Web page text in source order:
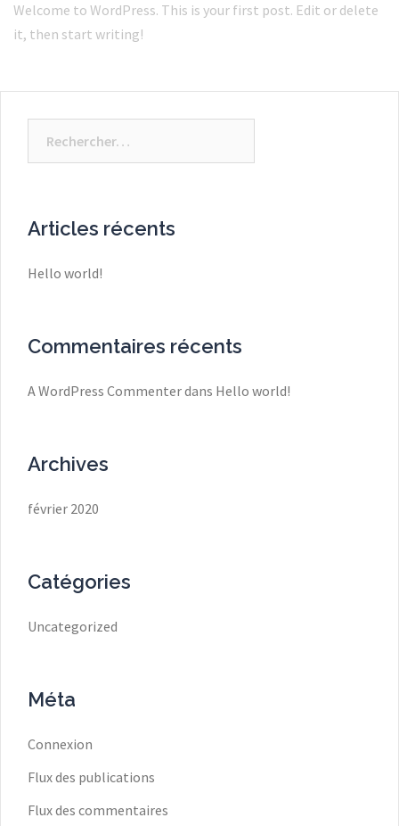
Welcome to WordPress. This is your first post. Edit or delete
it, then start writing!
Articles récents
Hello world!
Commentaires récents
A WordPress Commenterdans Hello world!
Archives
février 2020
Catégories
Uncategorized
Méta
Connexion
Flux des publications
Flux des commentaires